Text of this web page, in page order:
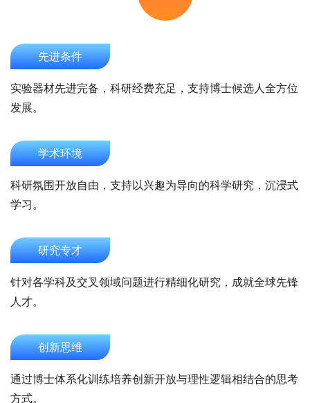
先进条件
实验器材先进完备，科研经费充足，支持博士候选人全方位
发展。
学术环境
科研氛围开放自由，支持以兴趣为导向的科学研究，沉浸式
学习。
研究专才
针对各学科及交叉领域问题进行精细化研究，成就全球先锋
人才。
创新思维
通过博士体系化训练培养创新开放与理性逻辑相结合的思考
方式。